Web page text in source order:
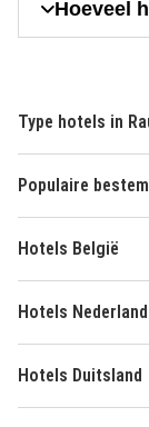
Hoeveel
Type hotels in
Populaire
Hotels België
Hotels Nederland
Hotels Duitsland